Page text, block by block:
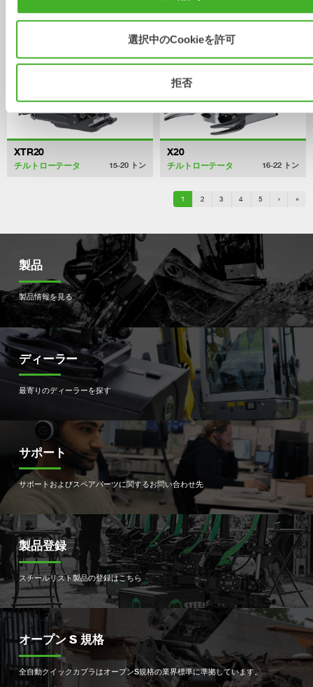
選択中のCookieを許可
拒否
XTR20
チルトローテータ 15-20 トン
X20
チルトローテータ 16-22 トン
1 2 3 4 5 › »
製品
製品情報を見る
ディーラー
最寄りのディーラーを探す
サポート
サポートおよびスペアパーツに関するお問い合わせ先
製品登録
スチールリスト製品の登録はこちら
オープン S 規格
全自動クイックカプラはオープンS規格の業界標準に準拠しています。